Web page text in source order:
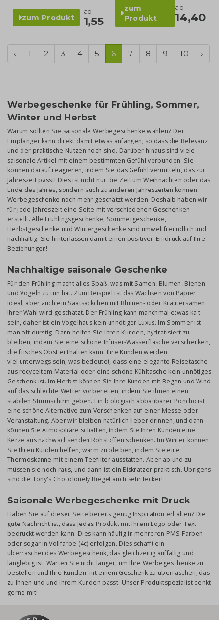
zum Produkt
ab
1,55
zum
Produkt
ab
14,40
‹ 1 2 3 4 5 6 7 8 9 10 ›
Werbegeschenke für Frühling, Sommer,
Winter und Herbst
Warum sollten Sie saisonale Werbegeschenke wählen? Der
Empfänger kann direkt damit etwas anfangen, so dass die Relevanz
und der praktische Nutzen hoch sind. Darüber hinaus sind viele
saisonale Artikel mit einem bestimmten Gefühl verbunden. Sie
können darauf reagieren, indem Sie das Gefühl vermitteln, das zur
Jahreszeit passt! Dies ist nicht nur die Zeit um Weihnachten oder das
Ende des Jahres, sondern auch zu anderen Jahreszeiten können
Werbegeschenke noch mehr geschätzt werden. Deshalb haben wir
für jede Jahreszeit eine Seite mit verschiedenen Geschenken
erstellt. Alle Frühlingsgeschenke, Sommergeschenke,
Herbstgeschenke und Wintergeschenke sind umweltfreundlich und
nachhaltig. Sie hinterlassen damit einen positiven Eindruck auf Ihre
Beziehungen!
Nachhaltige saisonale Geschenke
Für den Frühling macht alles Spaß, was mit Samen, Blumen, Bienen
und Vögeln zu tun hat. Zum Beispiel ist das Wachsen von Papier
ideal, aber auch ein Saatsäckchen mit Blumen- oder Kräutersamen
Ihrer Wahl wird geschätzt. Der Frühling kann manchmal etwas kalt
sein, daher ist ein Vogelhaus kein unnötiger Luxus. Im Sommer ist
man oft durstig. Dann helfen Sie Ihren Kunden, hydratisiert zu
bleiben, indem Sie eine schöne Infuser-Wasserflasche verschenken,
die frisches Obst enthalten kann. Ihre Kunden werden
viel unterwegs sein, was bedeutet, dass eine elegante Reisetasche
aus recyceltem Material oder eine schöne Kühltasche kein unnötiges
Geschenk ist. Im Herbst können Sie Ihre Kunden mit Regen und Wind
auf das schlechte Wetter vorbereiten, indem Sie ihnen einen
stabilen Sturmschirm geben. Ein biologisch abbaubarer Poncho ist
eine schöne Alternative zum Verschenken auf einer Messe oder
Veranstaltung. Aber wir bleiben natürlich lieber drinnen, und dann
können Sie Atmosphäre schaffen, indem Sie Ihren Kunden eine
Kerze aus nachwachsenden Rohstoffen schenken. Im Winter können
Sie Ihren Kunden helfen, warm zu bleiben, indem Sie eine
Thermoskanne mit einem Teefilter ausstatten. Aber ab und zu
müssen sie noch raus, und dann ist ein Eiskratzer praktisch. Übrigens
sind die Tony's Chocolonely Riegel auch sehr lecker!
Saisonale Werbegeschenke mit Druck
Haben Sie auf dieser Seite bereits genug Inspiration erhalten? Die
gute Nachricht ist, dass jedes Produkt mit Ihrem Logo oder Text
bedruckt werden kann. Dies kann häufig in mehreren PMS-Farben
oder sogar in Vollfarbe (4c) erfolgen. Dies schafft ein
überraschendes Werbegeschenk, das gleichzeitig auffällig und
langlebig ist. Warten Sie nicht länger, um Ihre Werbegeschenke zu
bestellen und Ihre Kunden mit einem Geschenk zu überraschen, das
zu Ihnen und und Ihrem Kunden passt. Unser Produktspezialist denkt
gerne mit!